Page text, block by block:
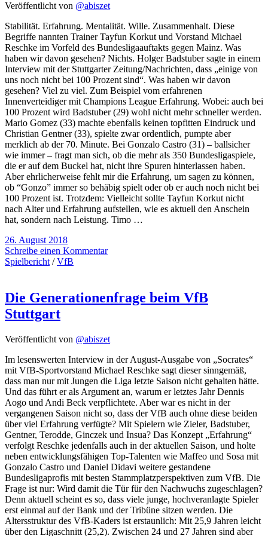
Veröffentlicht von @abiszet
Stabilität. Erfahrung. Mentalität. Wille. Zusammenhalt. Diese
Begriffe nannten Trainer Tayfun Korkut und Vorstand Michael
Reschke im Vorfeld des Bundesligaauftakts gegen Mainz. Was
haben wir davon gesehen? Nichts. Holger Badstuber sagte in einem
Interview mit der Stuttgarter Zeitung/Nachrichten, dass „einige von
uns noch nicht bei 100 Prozent sind“. Was haben wir davon
gesehen? Viel zu viel. Zum Beispiel vom erfahrenen
Innenverteidiger mit Champions League Erfahrung. Wobei: auch bei
100 Prozent wird Badstuber (29) wohl nicht mehr schneller werden.
Mario Gomez (33) machte ebenfalls keinen topfitten Eindruck und
Christian Gentner (33), spielte zwar ordentlich, pumpte aber
merklich ab der 70. Minute. Bei Gonzalo Castro (31) – ballsicher
wie immer – fragt man sich, ob die mehr als 350 Bundesligaspiele,
die er auf dem Buckel hat, nicht ihre Spuren hinterlassen haben.
Aber ehrlicherweise fehlt mir die Erfahrung, um sagen zu können,
ob “Gonzo” immer so behäbig spielt oder ob er auch noch nicht bei
100 Prozent ist. Trotzdem: Vielleicht sollte Tayfun Korkut nicht
nach Alter und Erfahrung aufstellen, wie es aktuell den Anschein
hat, sondern nach Leistung. Timo …
26. August 2018
Schreibe einen Kommentar
Spielbericht /VfB
Die Generationenfrage beim VfB
Stuttgart
Veröffentlicht von @abiszet
Im lesenswerten Interview in der August-Ausgabe von „Socrates“
mit VfB-Sportvorstand Michael Reschke sagt dieser sinngemäß,
dass man nur mit Jungen die Liga letzte Saison nicht gehalten hätte.
Und das führt er als Argument an, warum er letztes Jahr Dennis
Aogo und Andi Beck verpflichtete. Aber war es nicht in der
vergangenen Saison nicht so, dass der VfB auch ohne diese beiden
über viel Erfahrung verfügte? Mit Spielern wie Zieler, Badstuber,
Gentner, Terodde, Ginczek und Insua? Das Konzept „Erfahrung“
verfolgt Reschke jedenfalls auch in der aktuellen Saison, und holte
neben entwicklungsfähigen Top-Talenten wie Maffeo und Sosa mit
Gonzalo Castro und Daniel Didavi weitere gestandene
Bundesligaprofis mit besten Stammplatzperspektiven zum VfB. Die
Frage ist nur: Wird damit die Tür für den Nachwuchs zugeschlagen?
Denn aktuell scheint es so, dass viele junge, hochveranlagte Spieler
erst einmal auf der Bank und der Tribüne sitzen werden. Die
Altersstruktur des VfB-Kaders ist erstaunlich: Mit 25,9 Jahren leicht
über den Ligaschnitt (25,2). Zwischen 24 und 27 Jahren sind aber